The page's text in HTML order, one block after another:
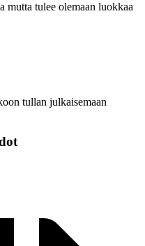
mutta tulee olemaan luokkaa
tullan julkaisemaan